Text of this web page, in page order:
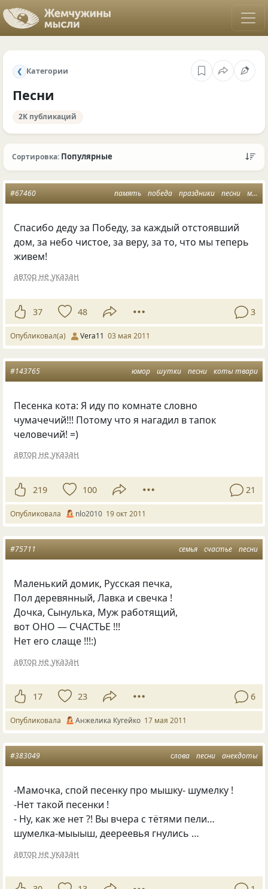
❮ Категории
Песни
2K публикаций
Сортировка: Популярные
память победа праздники песни мужество
#67460
Спасибо деду за Победу, за каждый отстоявший
дом, за небо чистое, за веру, за то, что мы теперь
живем!
автор не указан
37 48 3
Опубликовал(а) Vera11 03 мая 2011
юмор шутки песни коты твари
#143765
Песенка кота: Я иду по комнате словно
чумачечий!!! Потому что я нагадил в тапок
человечий! =)
автор не указан
219 100 21
Опубликовала nlo2010 19 окт 2011
семья счастье песни
#75711
Маленький домик, Русская печка,
Пол деревянный, Лавка и свечка !
Дочка, Сынулька, Муж работящий,
вот ОНО — СЧАСТЬЕ !!!
Нет его слаще !!!:)
автор не указан
17 23 6
Опубликовала Анжелика Кугейко 17 мая 2011
слова песни анекдоты
#383049
-Мамочка, спой песенку про мышку- шумелку !
-Нет такой песенки !
- Ну, как же нет ?! Вы вчера с тётями пели…
шумелка-мыыыш, деереевья гнулись …
автор не указан